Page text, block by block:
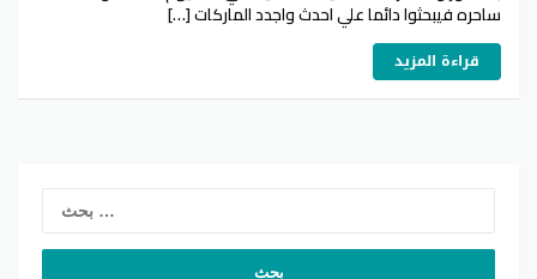
ساحره فيبحثوا دائما علي احدث واجدد الماركات […]
قراءة المزيد